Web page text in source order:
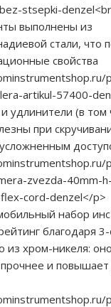
stsepki-denzel<br
выполнены из
стали, что
свойства
artikul-57400-
удлинители (в том
при
zvezda-40mm-
cord-denzel</p>
набор
благодаря
из хром-никеля:
прочнее и